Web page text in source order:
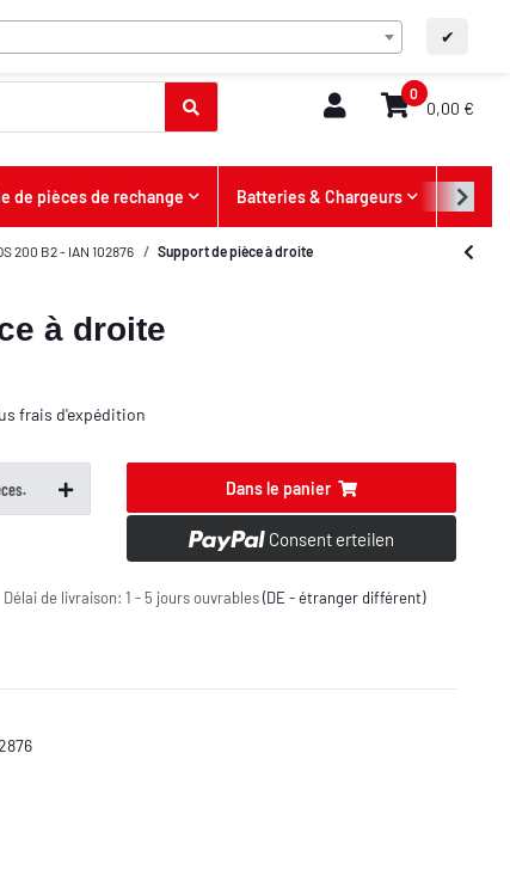
✔
FR Contact
0
0,00 €
de pièces de rechange Batteries & Chargeurs Offres
200 B2 - IAN 102876 Support de pièce à droite
à droite
frais d'expédition
Dans le panier
Consent erteilen
Délai de livraison: 1 - 5 jours ouvrables(DE - étranger différent)